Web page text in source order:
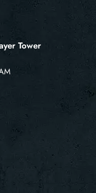
Tower